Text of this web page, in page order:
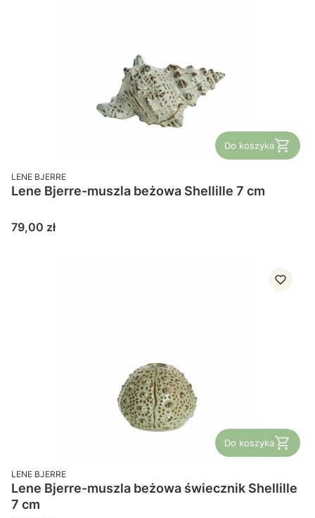
Do koszyka
PRODUCENT
LENE BJERRE
Lene Bjerre-muszla beżowa Shellille 7 cm
Cena
79,00 zł
Do koszyka
PRODUCENT
LENE BJERRE
Lene Bjerre-muszla beżowa świecznik Shellille
7 cm